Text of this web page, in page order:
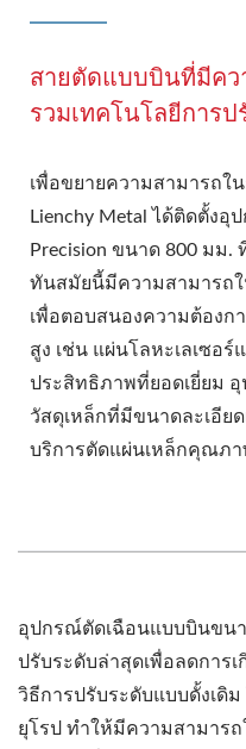
สายตัดแบบบินที่มีคว
รวมเทคโนโลยีการ
เพื่อขยายความสามารถใ
Lienchy Metal ได้ติดตั้ง
Precision ขนาด 800 มม.
ทันสมัยนี้มีความสามารถ
เพื่อตอบสนองความต้องก
สูง เช่น แผ่นโลหะเลเซอร์
ประสิทธิภาพที่ยอดเยี่ยม
วัสดุเหล็กที่มีขนาดละเอีย
บริการตัดแผ่นเหล็กคุณภา
อุปกรณ์ตัดเฉือนแบบบินขน
ปรับระดับล่าสุดเพื่อลดการ
วิธีการปรับระดับแบบดั้งเดิ
ยุโรป ทำให้มีความสามาร